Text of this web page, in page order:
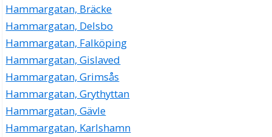
Hammargatan, Bräcke
Hammargatan, Delsbo
Hammargatan, Falköping
Hammargatan, Gislaved
Hammargatan, Grimsås
Hammargatan, Grythyttan
Hammargatan, Gävle
Hammargatan, Karlshamn